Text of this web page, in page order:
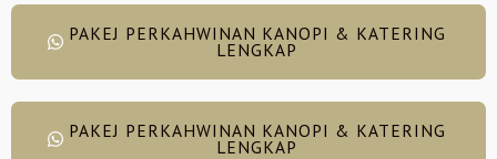
PAKEJ PERKAHWINAN KANOPI & KATERING
LENGKAP
PAKEJ PERKAHWINAN KANOPI & KATERING
LENGKAP